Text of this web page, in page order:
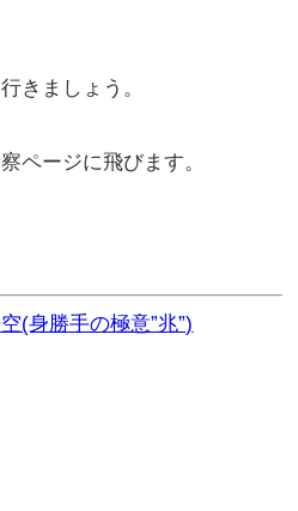
きましょう。
ページに飛びます。
(身勝手の極意”兆”)